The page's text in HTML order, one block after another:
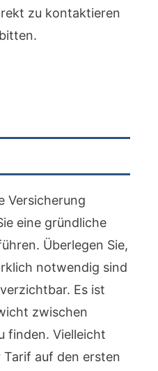
zu kontaktieren
Versicherung
eine gründliche
Überlegen Sie,
notwendig sind
Es ist
zwischen
finden. Vielleicht
auf den ersten